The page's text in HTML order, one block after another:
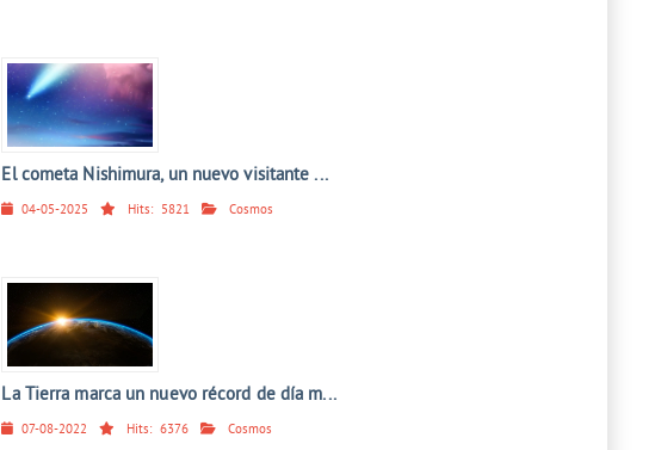
El cometa Nishimura, un nuevo visitante ...
04-05-2025 Hits: 5821 Cosmos
La Tierra marca un nuevo récord de día m...
07-08-2022 Hits: 6376 Cosmos